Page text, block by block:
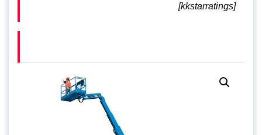
[kkstarratings]